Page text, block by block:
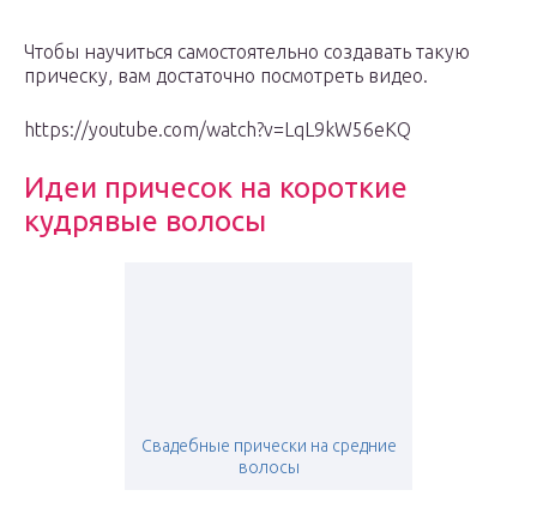
Чтобы научиться самостоятельно создавать такую
прическу, вам достаточно посмотреть видео.
https://youtube.com/watch?v=LqL9kW56eKQ
Идеи причесок на короткие
кудрявые волосы
Свадебные прически на средние
волосы